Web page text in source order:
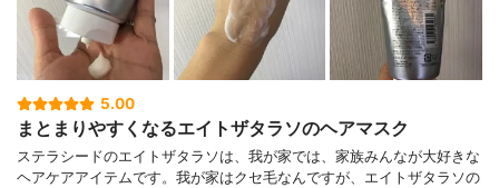
5.00
まとまりやすくなるエイトザタラソのヘアマスク
ステラシードのエイトザタラソは、我が家では、家族みんなが大好きな
ヘアケアアイテムです。我が家はクセ毛なんですが、エイトザタラソの